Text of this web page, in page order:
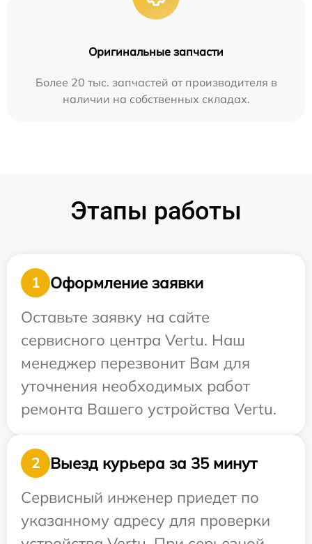
Оригинальные запчасти
Более 20 тыс. запчастей от производителя в
наличии на собственных складах.
Этапы работы
1
Оформление заявки
Оставьте заявку на сайте
сервисного центра Vertu. Наш
менеджер перезвонит Вам для
уточнения необходимых работ
ремонта Вашего устройства Vertu.
2
Выезд курьера за 35 минут
Сервисный инженер приедет по
указанному адресу для проверки